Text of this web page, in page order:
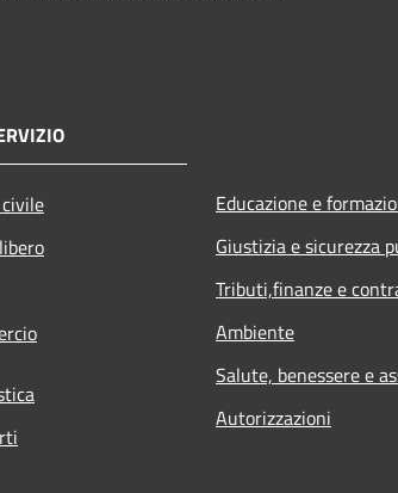
Educazione e
Giustizia e sicurezza
Tributi,finanze e
Ambiente
Salute, benessere e
Autorizzazioni